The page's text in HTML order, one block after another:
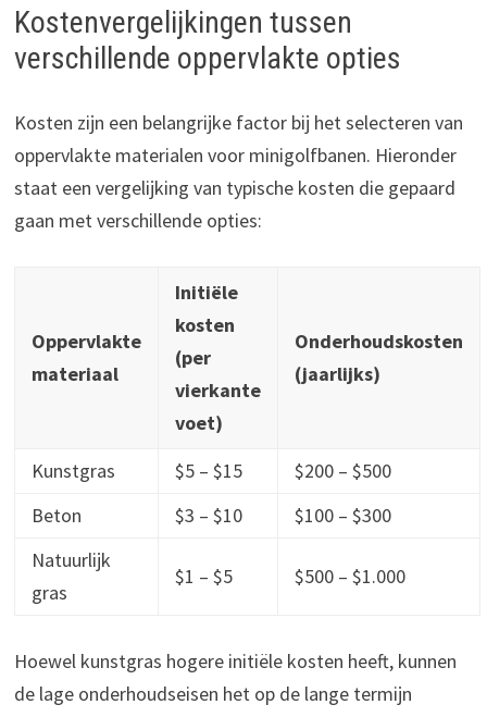
Kostenvergelijkingen tussen
verschillende oppervlakte opties
Kosten zijn een belangrijke factor bij het selecteren van
oppervlakte materialen voor minigolfbanen. Hieronder
staat een vergelijking van typische kosten die gepaard
gaan met verschillende opties:
Oppervlakte
materiaal
Initiële
kosten
(per
vierkante
voet)
Onderhoudskosten
(jaarlijks)
Kunstgras $5 – $15
$200 – $500
Beton
$3 – $10
$100 – $300
Natuurlijk
gras
$1 – $5 $500 – $1.000
Hoewel kunstgras hogere initiële kosten heeft, kunnen
de lage onderhoudseisen het op de lange termijn